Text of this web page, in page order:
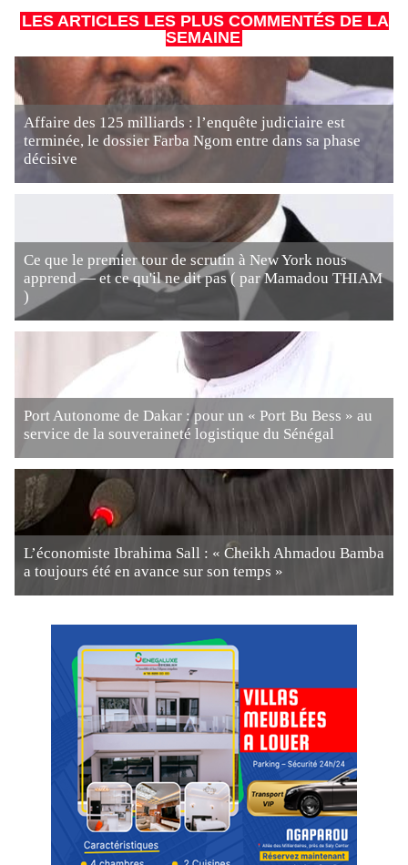
LES ARTICLES LES PLUS COMMENTÉS DE LA
SEMAINE
Affaire des 125 milliards : l’enquête judiciaire est
terminée, le dossier Farba Ngom entre dans sa phase
décisive
Ce que le premier tour de scrutin à New York nous
apprend — et ce qu'il ne dit pas ( par Mamadou THIAM
)
Port Autonome de Dakar : pour un « Port Bu Bess » au
service de la souveraineté logistique du Sénégal
L’économiste Ibrahima Sall : « Cheikh Ahmadou Bamba
a toujours été en avance sur son temps »